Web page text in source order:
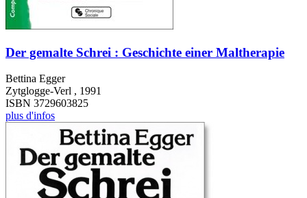
Der gemalte Schrei : Geschichte einer Maltherapie
Bettina Egger
Zytglogge-Verl , 1991
ISBN 3729603825
plus d'infos